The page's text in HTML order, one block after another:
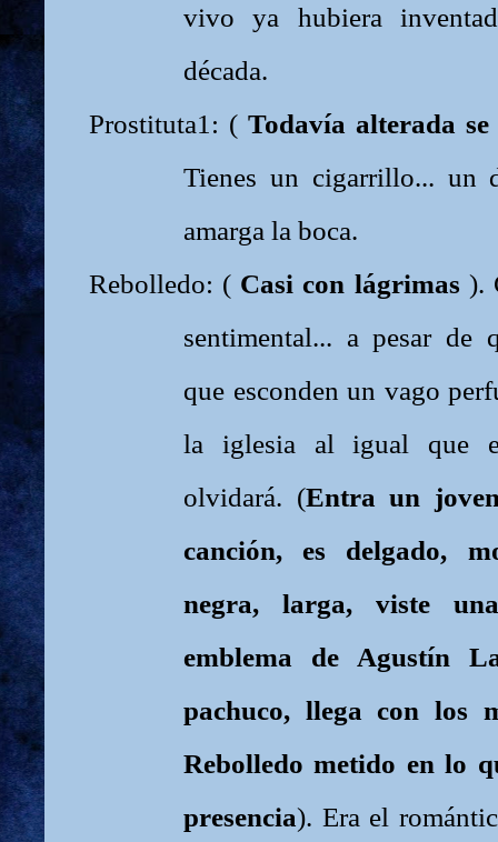
vivo ya hubiera
década.
Prostituta1: (Todavía alterada
Tienes un cigarrillo... un
amarga la boca.
Rebolledo: ( Casi con lágrimas ).
sentimental... a pesar de
que esconden un vago
la iglesia al igual que
olvidará. (Entra un
canción, es delgado,
negra, larga, viste
emblema de Agustín
pachuco, llega con los
Rebolledo metido en lo
presencia). Era el